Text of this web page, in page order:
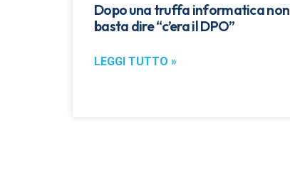
Dopo una truffa informatica non
basta dire “c’era il DPO”
LEGGI TUTTO »